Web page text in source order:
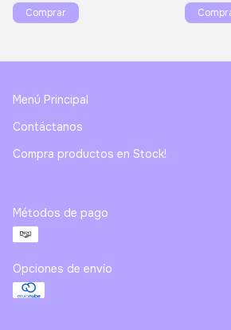
Menú Principal
Contáctanos
Compra productos en Stock!
Métodos de pago
Opciones de envío